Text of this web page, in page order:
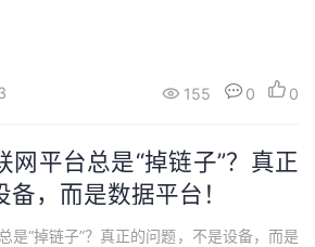
155 0 0
网平台总是“掉链子”？真正
，而是数据平台！
是“掉链子”？真正的问题，不是设备，而是